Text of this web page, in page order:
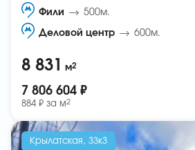
Фили 500м.
Деловой центр 600м.
8 831 м2
7 806 604 ₽
884 ₽ за м2
Крылатская, 33к3